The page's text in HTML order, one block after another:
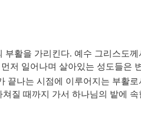
부활을 가리킨다. 예수 그리스도
저 일어나며 살아있는 성도들은
끝나는 시점에 이루어지는 부활로
쳐질 때까지 가서 하나님의 밭에